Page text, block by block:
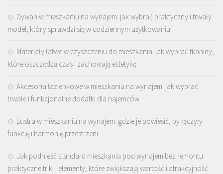
Dywan w mieszkaniu na wynajem: jak wybrać praktyczny i trwały
model, który sprawdzi się w codziennym użytkowaniu
Materiały łatwe w czyszczeniu do mieszkania: jak wybrać tkaniny,
które oszczędzą czas i zachowają estetykę
Akcesoria łazienkowe w mieszkaniu na wynajem: jak wybrać
trwałe i funkcjonalne dodatki dla najemców
Lustra w mieszkaniu na wynajem: gdzie je powiesić, by łączyły
funkcję i harmonię przestrzeni
Jak podnieść standard mieszkania pod wynajem bez remontu:
praktyczne triki i elementy, które zwiększają wartość i atrakcyjność